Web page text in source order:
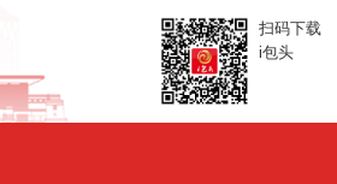
扫码下载
i包头